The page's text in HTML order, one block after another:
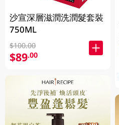
沙宣深層滋潤洗潤髮套裝
750ML
$100.00
$89.00